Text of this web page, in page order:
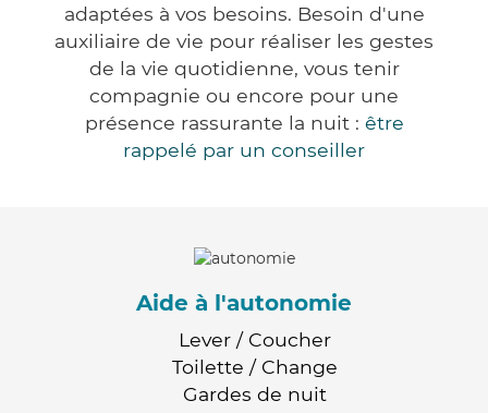
adaptées à vos besoins. Besoin d'une
auxiliaire de vie pour réaliser les gestes
de la vie quotidienne, vous tenir
compagnie ou encore pour une
présence rassurante la nuit : être
rappelé par un conseiller
Aide à l'autonomie
Lever / Coucher
Toilette / Change
Gardes de nuit